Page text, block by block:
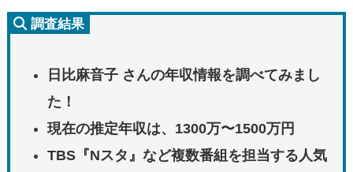
調査結果
日比麻音子 さんの年収情報を調べてみまし
た！
現在の推定年収は、1300万〜1500万円
TBS『Nスタ』など複数番組を担当する人気